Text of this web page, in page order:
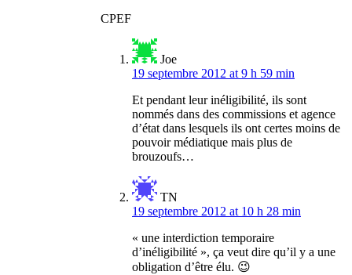
CPEF
Joe
19 septembre 2012 at 9 h 59 min
Et pendant leur inéligibilité, ils sont
nommés dans des commissions et agence
d’état dans lesquels ils ont certes moins de
pouvoir médiatique mais plus de
brouzoufs…
TN
19 septembre 2012 at 10 h 28 min
« une interdiction temporaire
d’inéligibilité », ça veut dire qu’il y a une
obligation d’être élu. 😉